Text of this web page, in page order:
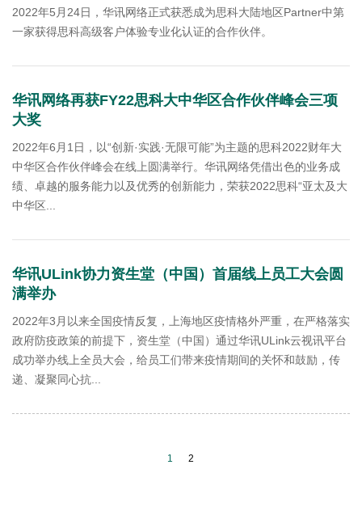
2022年5月24日，华讯网络正式获悉成为思科大陆地区Partner中第
一家获得思科高级客户体验专业化认证的合作伙伴。
华讯网络再获FY22思科大中华区合作伙伴峰会三项
大奖
2022年6月1日，以“创新·实践·无限可能”为主题的思科2022财年大
中华区合作伙伴峰会在线上圆满举行。华讯网络凭借出色的业务成
绩、卓越的服务能力以及优秀的创新能力，荣获2022思科“亚太及大
中华区...
华讯ULink协力资生堂（中国）首届线上员工大会圆
满举办
2022年3月以来全国疫情反复，上海地区疫情格外严重，在严格落实
政府防疫政策的前提下，资生堂（中国）通过华讯ULink云视讯平台
成功举办线上全员大会，给员工们带来疫情期间的关怀和鼓励，传
递、凝聚同心抗...
1 2